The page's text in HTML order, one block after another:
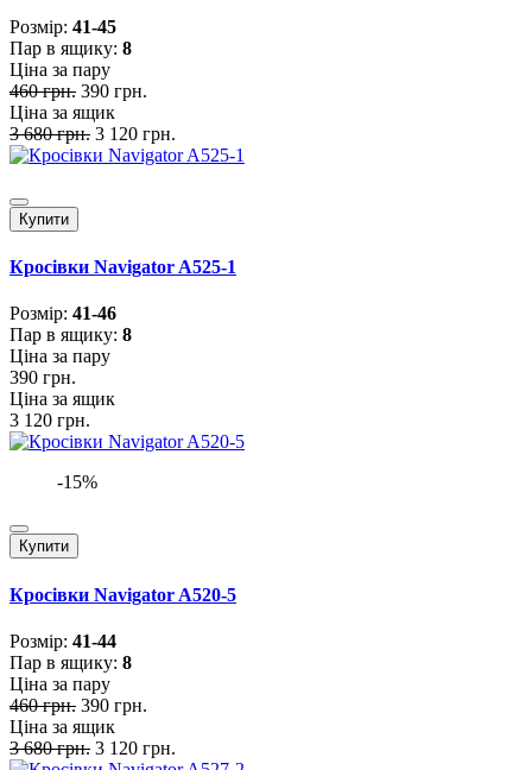
Розмiр: 41-45
Пар в ящику: 8
Ціна за пару
460 грн. 390 грн.
Ціна за ящик
3 680 грн. 3 120 грн.
Купити
Кросівки Navigator A525-1
Розмiр: 41-46
Пар в ящику: 8
Ціна за пару
390 грн.
Ціна за ящик
3 120 грн.
-15%
Купити
Кросівки Navigator A520-5
Розмiр: 41-44
Пар в ящику: 8
Ціна за пару
460 грн. 390 грн.
Ціна за ящик
3 680 грн. 3 120 грн.